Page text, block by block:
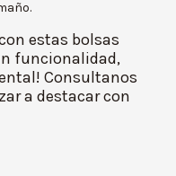
estas bolsas
funcionalidad,
Consultanos
a destacar con